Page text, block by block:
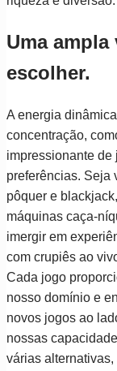
Uma
escolher.
A energia
concentração,
impressionante de
preferências. Seja
pôquer e
máquinas caça-
imergir em
com crupiês ao
Cada jogo
nosso domínio e
novos jogos ao
nossas
várias